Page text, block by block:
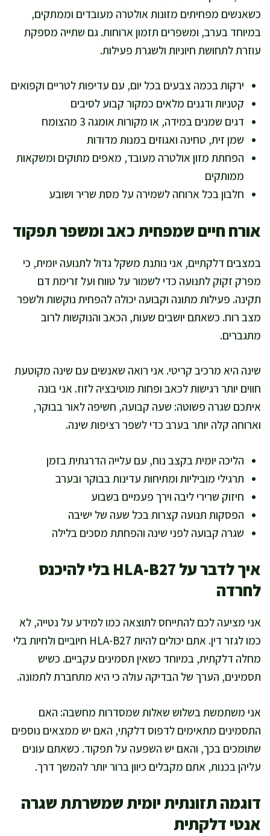
כשאנשים מפחיתים מזונות אולטרה מעובדים וממתקים,
במיוחד בערב, ומשפרים תזמון ארוחות. גם שתייה מספקת
עוזרת לתחושת חיוניות ולשגרת פעילות.
ירקות בכמה צבעים בכל יום, עם עדיפות לטריים וקפואים
קטניות ודגנים מלאים כמקור קבוע לסיבים
דגים שמנים במידה, או מקורות אומגה 3 מהצומח
שמן זית, טחינה ואגוזים במנות מדודות
הפחתת מזון אולטרה מעובד, מאפים מתוקים ומשקאות
ממותקים
חלבון בכל ארוחה לשמירה על מסת שריר ושובע
אורח חיים שמפחית כאב ומשפר תפקוד
במצבים דלקתיים, אני נותנת משקל גדול לתנועה יומית, כי
מפרק זקוק לתנועה כדי לשמור על טווח ועל זרימת דם
תקינה. פעילות מתונה וקבועה יכולה להפחית נוקשות ולשפר
מצב רוח. כשאתם יושבים שעות, הכאב והנוקשות לרוב
מתגברים.
שינה היא מרכיב קריטי. אני רואה שאנשים עם שינה מקוטעת
חווים יותר רגישות לכאב ופחות מוטיבציה לזוז. אני בונה
איתכם שגרה פשוטה: שעה קבועה, חשיפה לאור בבוקר,
וארוחה קלה יותר בערב כדי לשפר רציפות שינה.
הליכה יומית בקצב נוח, עם עלייה הדרגתית בזמן
תרגילי מוביליות ומתיחות עדינות בבוקר ובערב
חיזוק שרירי ליבה וירך פעמיים בשבוע
הפסקות תנועה קצרות בכל שעה של ישיבה
שגרה קבועה לפני שינה והפחתת מסכים בלילה
איך לדבר על HLA-B27 בלי להיכנס
לחרדה
אני מציעה לכם להתייחס לתוצאה כמו למידע על נטייה, לא
כמו לגזר דין. אתם יכולים להיות HLA-B27 חיוביים ולחיות בלי
מחלה דלקתית, במיוחד כשאין תסמינים עקביים. כשיש
תסמינים, הערך של הבדיקה עולה כי היא מתחברת לתמונה.
אני משתמשת בשלוש שאלות שמסדרות מחשבה: האם
התסמינים מתאימים לדפוס דלקתי, האם יש ממצאים נוספים
שתומכים בכך, והאם יש השפעה על תפקוד. כשאתם עונים
עליהן בכנות, אתם מקבלים כיוון ברור יותר להמשך דרך.
דוגמה תזונתית יומית שמשרתת שגרה
אנטי דלקתית